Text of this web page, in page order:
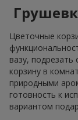
Цветочные
вазу,
корзину в
природными
готовность к
вариантом